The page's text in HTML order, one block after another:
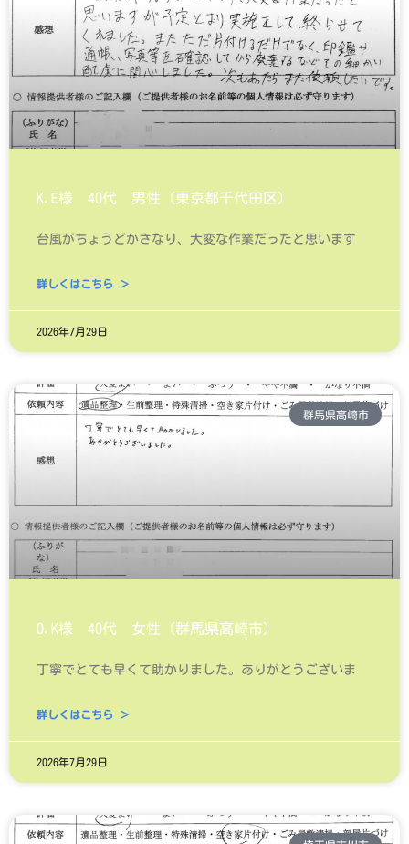
K.E様 40代 男性（東京都千代田区）
台風がちょうどかさなり、大変な作業だったと思います
詳しくはこちら ＞
2026年7月29日
群馬県高崎市
O.K様 40代 女性（群馬県高崎市）
丁寧でとても早くて助かりました。ありがとうございま
詳しくはこちら ＞
2026年7月29日